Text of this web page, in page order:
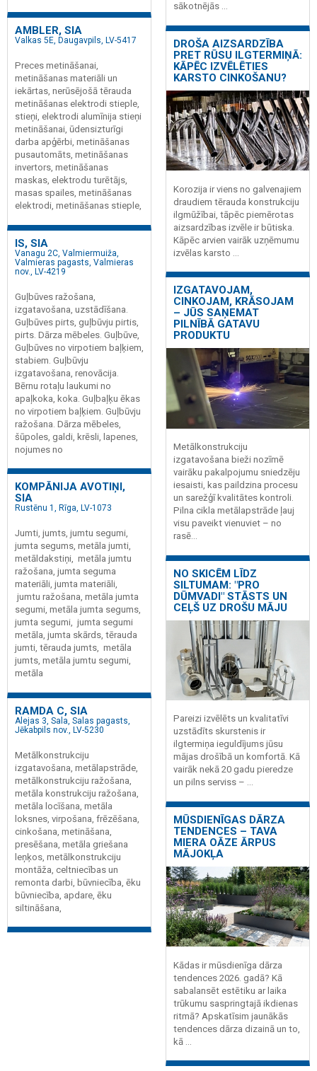
AMBLER, SIA
Valkas 5E, Daugavpils, LV-5417
Preces metināšanai,
metināšanas materiāli un
iekārtas, nerūsējošā tērauda
metināšanas elektrodi stieple,
stieņi, elektrodi alumīnija stieņi
metināšanai, ūdensizturīgi
darba apģērbi, metināšanas
pusautomāts, metināšanas
invertors, metināšanas
maskas, elektrodu turētājs,
masas spailes, metināšanas
elektrodi, metināšanas stieple,
IS, SIA
Vanagu 2C, Valmiermuiža,
Valmieras pagasts, Valmieras
nov., LV-4219
Guļbūves ražošana,
izgatavošana, uzstādīšana.
Guļbūves pirts, guļbūvju pirtis,
pirts. Dārza mēbeles. Guļbūve,
Guļbūves no virpotiem baļķiem,
stabiem. Guļbūvju
izgatavošana, renovācija.
Bērnu rotaļu laukumi no
apaļkoka, koka. Guļbaļķu ēkas
no virpotiem baļķiem. Guļbūvju
ražošana. Dārza mēbeles,
šūpoles, galdi, krēsli, lapenes,
nojumes no
KOMPĀNIJA AVOTIŅI,
SIA
Rustēnu 1, Rīga, LV-1073
Jumti, jumts, jumtu segumi,
jumta segums, metāla jumti,
metāldakstiņi, metāla jumtu
ražošana, jumta seguma
materiāli, jumta materiāli,
jumtu ražošana, metāla jumta
segumi, metāla jumta segums,
jumta segumi, jumta segumi
metāla, jumta skārds, tērauda
jumti, tērauda jumts, metāla
jumts, metāla jumtu segumi,
metāla
RAMDA C, SIA
Alejas 3, Sala, Salas pagasts,
Jēkabpils nov., LV-5230
Metālkonstrukciju
izgatavošana, metālapstrāde,
metālkonstrukciju ražošana,
metāla konstrukciju ražošana,
metāla locīšana, metāla
loksnes, virpošana, frēzēšana,
cinkošana, metināšana,
presēšana, metāla griešana
leņķos, metālkonstrukciju
montāža, celtniecības un
remonta darbi, būvniecība, ēku
būvniecība, apdare, ēku
siltināšana,
sākotnējās ...
DROŠA AIZSARDZĪBA
PRET RŪSU ILGTERMIŅĀ:
KĀPĒC IZVĒLĒTIES
KARSTO CINKOŠANU?
Korozija ir viens no galvenajiem
draudiem tērauda konstrukciju
ilgmūžībai, tāpēc piemērotas
aizsardzības izvēle ir būtiska.
Kāpēc arvien vairāk uzņēmumu
izvēlas karsto ...
IZGATAVOJAM,
CINKOJAM, KRĀSOJAM
– JŪS SAŅEMAT
PILNĪBĀ GATAVU
PRODUKTU
Metālkonstrukciju
izgatavošana bieži nozīmē
vairāku pakalpojumu sniedzēju
iesaisti, kas paildzina procesu
un sarežģī kvalitātes kontroli.
Pilna cikla metālapstrāde ļauj
visu paveikt vienuviet – no
rasē...
NO SKICĒM LĪDZ
SILTUMAM: "PRO
DŪMVADI" STĀSTS UN
CEĻŠ UZ DROŠU MĀJU
Pareizi izvēlēts un kvalitatīvi
uzstādīts skurstenis ir
ilgtermiņa ieguldījums jūsu
mājas drošībā un komfortā. Kā
vairāk nekā 20 gadu pieredze
un pilns serviss – ...
MŪSDIENĪGAS DĀRZA
TENDENCES – TAVA
MIERA OĀZE ĀRPUS
MĀJOKĻA
Kādas ir mūsdienīga dārza
tendences 2026. gadā? Kā
sabalansēt estētiku ar laika
trūkumu saspringtajā ikdienas
ritmā? Apskatīsim jaunākās
tendences dārza dizainā un to,
kā ...